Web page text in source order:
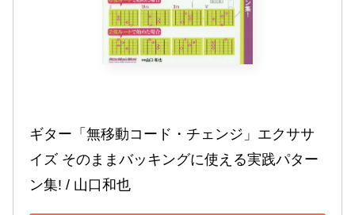
ギター「無移動コード・チェンジ」エクササ
イズ そのままバッキングに使える実践パター
ン集! / 山口和也